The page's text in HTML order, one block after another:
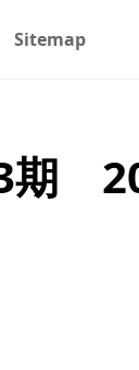
Sitemap
期